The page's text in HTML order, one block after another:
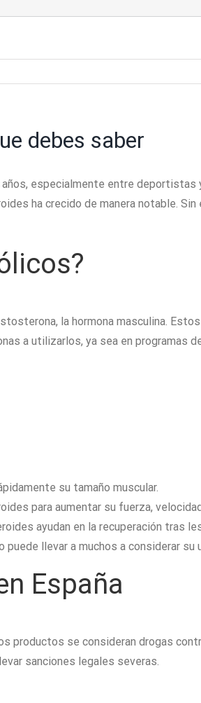
debes saber
especialmente entre
ha crecido de manera notable.
la hormona masculina.
a utilizarlos, ya sea en programas
su tamaño muscular.
para aumentar su fuerza,
ayudan en la recuperación tras
llevar a muchos a considerar su
España
productos se consideran drogas
sanciones legales severas.